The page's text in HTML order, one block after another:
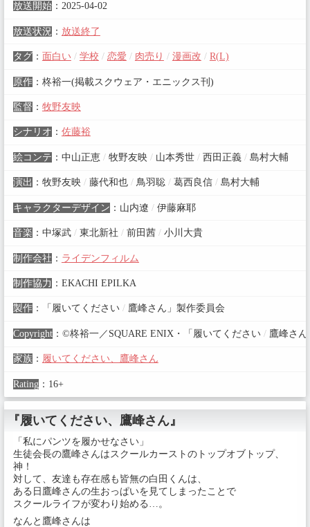
放送開始： 2025-04-02
放送状況 ： 放送終了
タグ： 面白い / 学校 / 恋愛 / 肉売り / 漫画改 / R(L)
原作： 柊裕一(掲載スクウェア・エニックス刊)
監督 ： 牧野友映
シナリオ ： 佐藤裕
絵コンテ ： 中山正恵 /牧野友映 /山本秀世 /西田正義 /島村大輔
演出 ： 牧野友映 /藤代和也 /鳥羽聡 /葛西良信 /島村大輔
キャラクターデザイン ： 山内遼 /伊藤麻耶
音楽 ： 中塚武 /東北新社 /前田茜 /小川大貴
制作会社 ： ライデンフィルム
制作協力 ： EKACHI EPILKA
製作： 「履いてください /鷹峰さん」製作委員会
Copyright： ©柊裕一／SQUARE ENIX・「履いてください /鷹峰さん
家族： 履いてください、鷹峰さん
Rating： 16+
『履いてください、鷹峰さん』
「私にパンツを履かせなさい」
生徒会長の鷹峰さんはスクールカーストのトップオブトップ、
神！
対して、友達も存在感も皆無の白田くんは、
ある日鷹峰さんの生おっぱいを見てしまったことで
スクールライフが変わり始める…。
なんと鷹峰さんは